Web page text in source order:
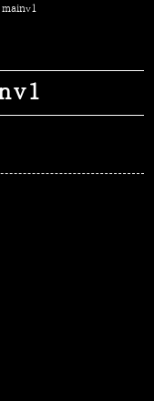
mainv1